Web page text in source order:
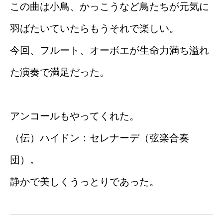
この曲は小鳥、かっこうなど鳥たちが元気に
羽ばたいていたらもうそれで楽しい。
今回、フルート、オーボエが生命力満ち溢れ
た演奏で満足だった。
アンコールもやってくれた。
（伝）ハイドン：セレナーデ（弦楽合奏
団）。
静かで美しくうっとりであった。